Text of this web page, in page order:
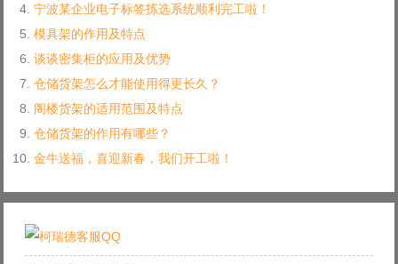
宁波某企业电子标签拣选系统顺利完工啦！
模具架的作用及特点
谈谈密集柜的应用及优势
仓储货架怎么才能使用得更长久？
阁楼货架的适用范围及特点
仓储货架的作用有哪些？
金牛送福，喜迎新春，我们开工啦！